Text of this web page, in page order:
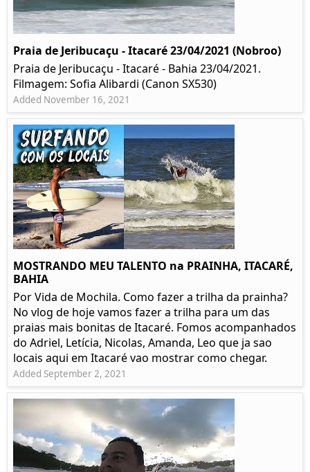
Praia de Jeribucaçu - Itacaré 23/04/2021 (Nobroo)
Praia de Jeribucaçu - Itacaré - Bahia 23/04/2021.
Filmagem: Sofia Alibardi (Canon SX530)
Added November 16, 2021
MOSTRANDO MEU TALENTO na PRAINHA, ITACARÉ,
BAHIA
Por Vida de Mochila. Como fazer a trilha da prainha?
No vlog de hoje vamos fazer a trilha para um das
praias mais bonitas de Itacaré. Fomos acompanhados
do Adriel, Letícia, Nicolas, Amanda, Leo que ja sao
locais aqui em Itacaré vao mostrar como chegar.
Added September 2, 2021